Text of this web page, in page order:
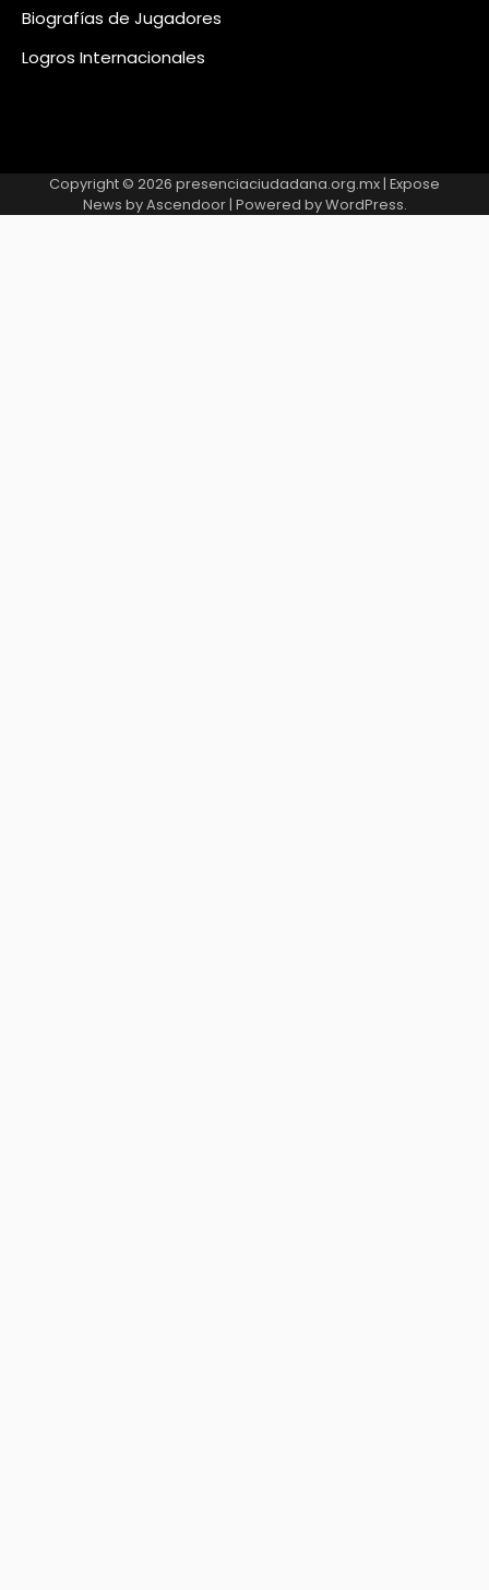
Biografías de Jugadores
Logros Internacionales
Copyright © 2026 presenciaciudadana.org.mx | Expose
News byAscendoor| Powered byWordPress.